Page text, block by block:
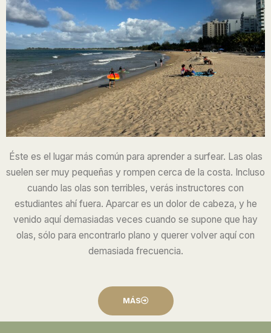
Éste es el lugar más común para aprender a surfear. Las olas
suelen ser muy pequeñas y rompen cerca de la costa. Incluso
cuando las olas son terribles, verás instructores con
estudiantes ahí fuera. Aparcar es un dolor de cabeza, y he
venido aquí demasiadas veces cuando se supone que hay
olas, sólo para encontrarlo plano y querer volver aquí con
demasiada frecuencia.
MÁS